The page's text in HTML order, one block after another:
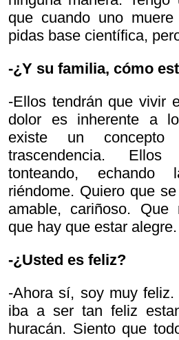
que cuando uno
pidas base científica,
-¿Y su familia, cómo
-Ellos tendrán que vivir
dolor es inherente a
existe un
trascendencia.
tonteando, echando
riéndome. Quiero que
amable, cariñoso. Que
que hay que estar alegre.
-¿Usted es feliz?
-Ahora sí, soy muy
iba a ser tan feliz
huracán. Siento que